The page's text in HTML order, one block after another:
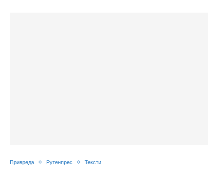
Привреда Рутенпрес Тексти